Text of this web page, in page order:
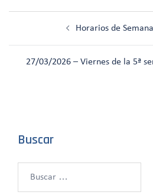
Horarios de
27/03/2026 – Viernes de la 5ª
Buscar